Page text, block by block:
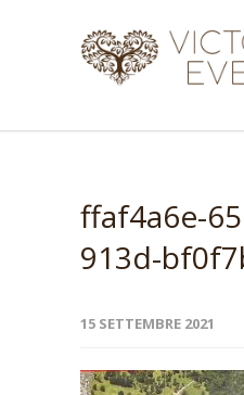
ffaf4a6e-
913d-
15 SETTEMBRE 2021